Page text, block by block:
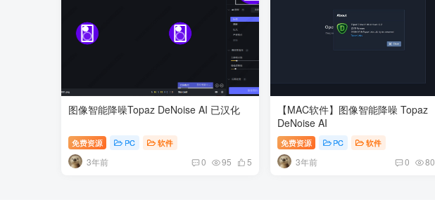
图像智能降噪Topaz DeNoise AI 已汉化
免费资源 PC 软件
3年前 0 95 5
【MAC软件】图像智能降噪 Topaz
DeNoise AI
免费资源 PC 软件
3年前 0 80